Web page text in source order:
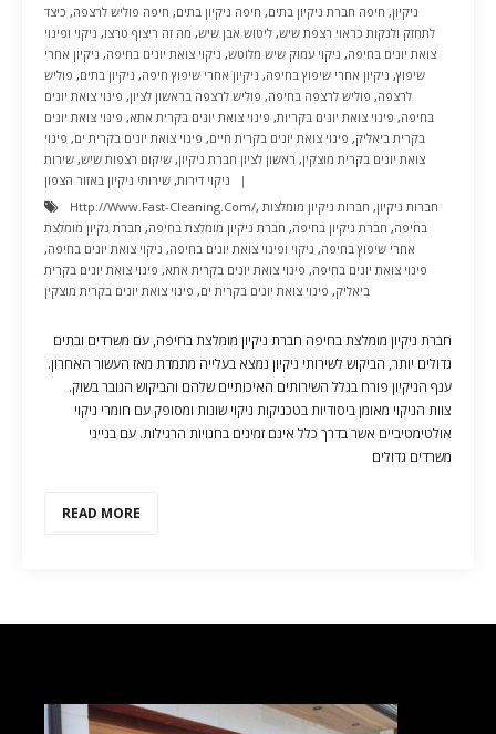
ניקיון, חיפה חברת ניקיון בתים, חיפה ניקיון בתים, חיפה פוליש לרצפה, כיצד
לתחזק ולנקות כראוי רצפת שיש, ליטוש אבן שיש, מה זה ריצוף טרצו, ניקוי ופינוי
צואת יונים בחיפה, ניקוי עמוק שיש מלוטש, ניקוי צואת יונים בחיפה, ניקיון אחרי
שיפוץ, ניקיון אחרי שיפוץ בחיפה, ניקיון אחרי שיפוץ חיפה, ניקיון בתים, פוליש
לרצפה, פוליש לרצפה בחיפה, פוליש לרצפה בראשון לציון, פינוי צואת יונים
בחיפה, פינוי צואת יונים בקריות, פינוי צואת יונים בקרית אתא, פינוי צואת יונים
בקרית ביאליק, פינוי צואת יונים בקרית חיים, פינוי צואת יונים בקרית ים, פינוי
צואת יונים בקרית מוצקין, ראשון לציון חברת ניקיון, שיקום רצפות שיש, שירות
ניקוי דירות, שירותי ניקיון באזור הצפון
Http://www.fast-Cleaning.com/, חברות ניקיון, חברות ניקיון מומלצות
בחיפה, חברת ניקיון בחיפה, חברת ניקיון מומלצת בחיפה, חברת נקיון מומלצת
אחרי שיפוץ בחיפה, ניקוי ופינוי צואת יונים בחיפה, ניקוי צואת יונים בחיפה,
פינוי צואת יונים בחיפה, פינוי צואת יונים בקרית אתא, פינוי צואת יונים בקרית
ביאליק, פינוי צואת יונים בקרית ים, פינוי צואת יונים בקרית מוצקין
חברת ניקיון מומלצת בחיפה חברת ניקיון מומלצת בחיפה, עם משרדים ובתים
גדולים יותר, הביקוש לשירותי ניקיון נמצא בעלייה מתמדת מאז העשור האחרון.
ענף הניקיון פורח בגלל השירותים האיכותיים שלהם והביקוש הגובר בשוק.
צוות הניקוי מאומן ביסודיות בטכניקות ניקוי שונות ומסופק עם חומרי ניקוי
אולטימטיביים אשר בדרך כלל אינם זמינים בחנויות הרגילות. עם בנייני
משרדים גדולים
READ MORE